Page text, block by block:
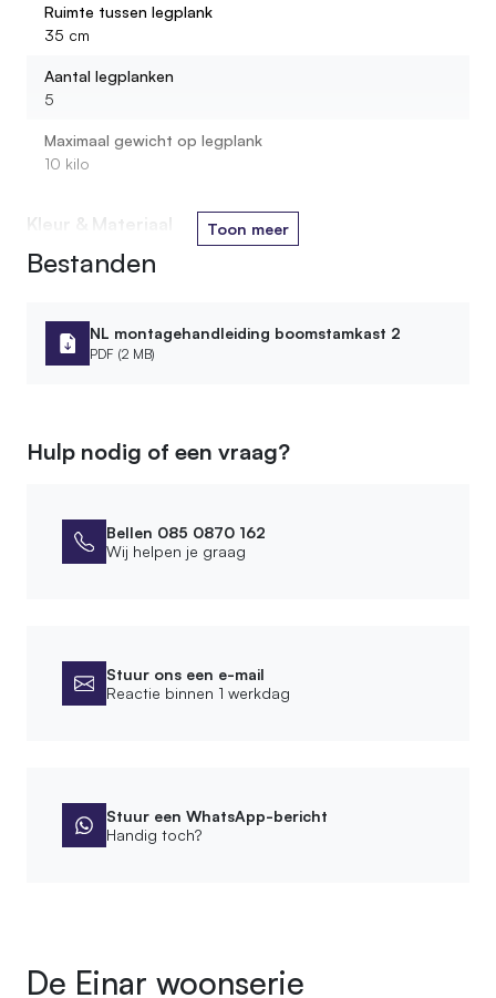
Uit wat voor materiaal bestaan de legplanken?
Ruimte tussen legplank
35 cm
Aantal legplanken
5
Maximaal gewicht op legplank
10 kilo
Kleur & Materiaal
Houtsoort stam
Kleur oliebehandeling
3. Old Natural
Materiaal
Soort legplank
Loofhout
Afmetingen
Leveringsvorm
Bevestigingsmateriaal meegeleverd
Toon meer
Bestanden
NL montagehandleiding boomstamkast 2
PDF (2 MB)
Hulp nodig of een vraag?
Bellen 085 0870 162
Wij helpen je graag
Stuur ons een e-mail
Reactie binnen 1 werkdag
Stuur een WhatsApp-bericht
Handig toch?
De Einar woonserie